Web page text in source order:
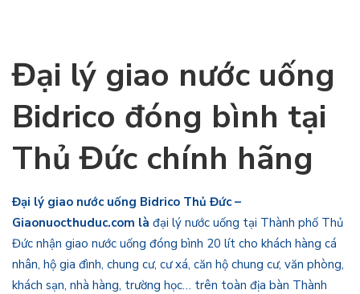
Đại lý giao nước uống
Bidrico đóng bình tại
Thủ Đức chính hãng
Đại lý giao nước uống Bidrico Thủ Đức –
Giaonuocthuduc.com là đại lý nước uống tại Thành phố Thủ
Đức nhận giao nước uống đóng bình 20 lít cho khách hàng cá
nhân, hộ gia đình, chung cư, cư xá, căn hộ chung cư, văn phòng,
khách sạn, nhà hàng, trường học… trên toàn địa bàn Thành